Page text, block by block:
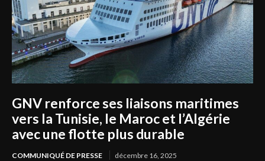
GNV renforce ses liaisons maritimes
vers la Tunisie, le Maroc et l’Algérie
avec une flotte plus durable
COMMUNIQUÉ DE PRESSE décembre 16, 2025